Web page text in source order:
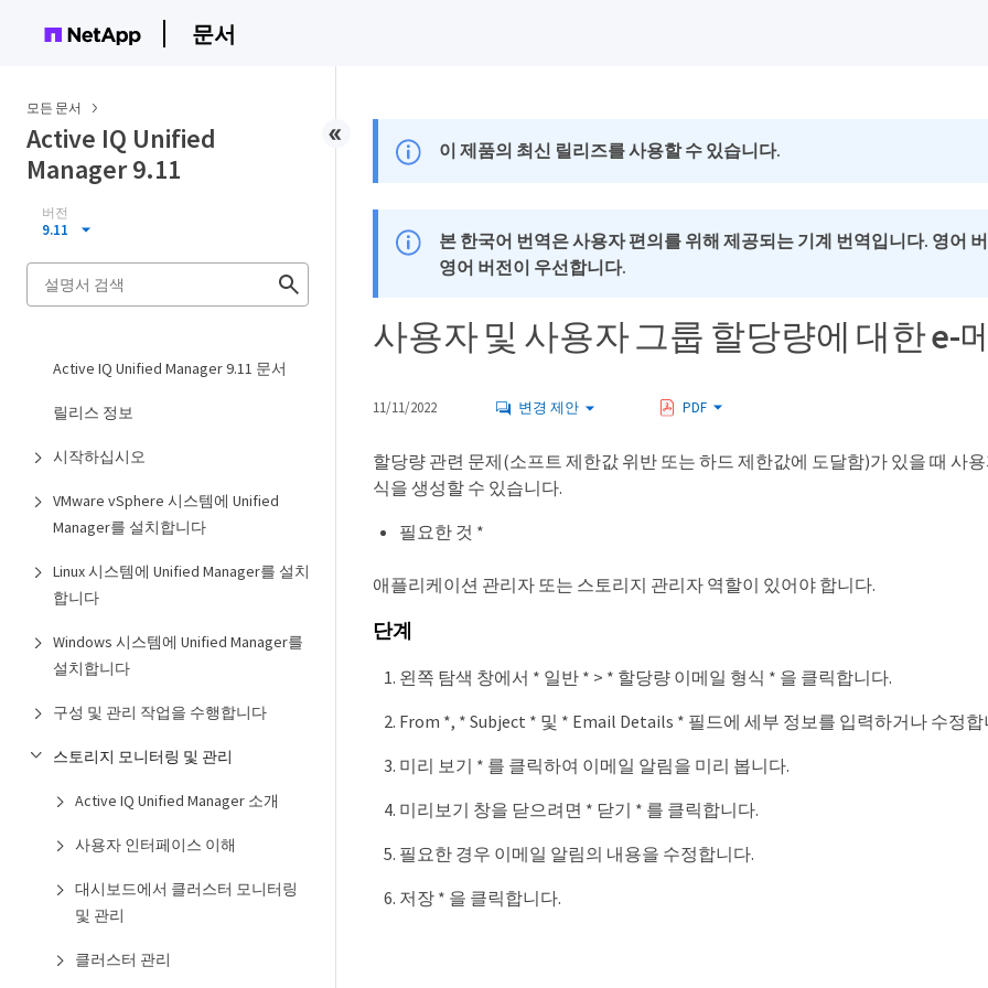
문서
모든 문서
Active IQ Unified
Manager 9.11
버전
9.11
Active IQ Unified Manager 9.11 문서
릴리스 정보
시작하십시오
VMware vSphere 시스템에 Unified
Manager를 설치합니다
Linux 시스템에 Unified Manager를 설치
합니다
Windows 시스템에 Unified Manager를
설치합니다
구성 및 관리 작업을 수행합니다
스토리지 모니터링 및 관리
Active IQ Unified Manager 소개
사용자 인터페이스 이해
대시보드에서 클러스터 모니터링
및 관리
클러스터 관리
이 제품의 최신 릴리즈를 사용할 수 있습니다.
본 한국어 번역은 사용자 편의를 위해 제공되는 기계 번역입니다. 영어
영어 버전이 우선합니다.
사용자 및 사용자 그룹 할당량에 대한 e-
11/11/2022 변경 제안 PDF
할당량 관련 문제(소프트 제한값 위반 또는 하드 제한값에 도달함)가 있을 때 사
식을 생성할 수 있습니다.
필요한 것 *
애플리케이션 관리자 또는 스토리지 관리자 역할이 있어야 합니다.
단계
왼쪽 탐색 창에서 * 일반 * > * 할당량 이메일 형식 * 을 클릭합니다.
From *, * Subject * 및 * Email Details * 필드에 세부 정보를 입력하거나 수정합
미리 보기 * 를 클릭하여 이메일 알림을 미리 봅니다.
미리보기 창을 닫으려면 * 닫기 * 를 클릭합니다.
필요한 경우 이메일 알림의 내용을 수정합니다.
저장 * 을 클릭합니다.